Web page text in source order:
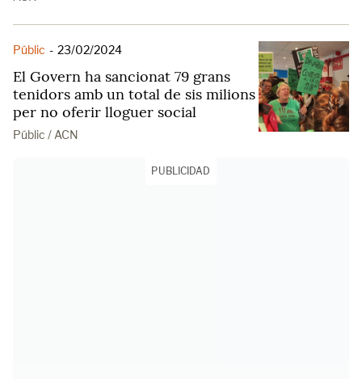
Públic - 23/02/2024
El Govern ha sancionat 79 grans
tenidors amb un total de sis milions
per no oferir lloguer social
Públic / ACN
PUBLICIDAD